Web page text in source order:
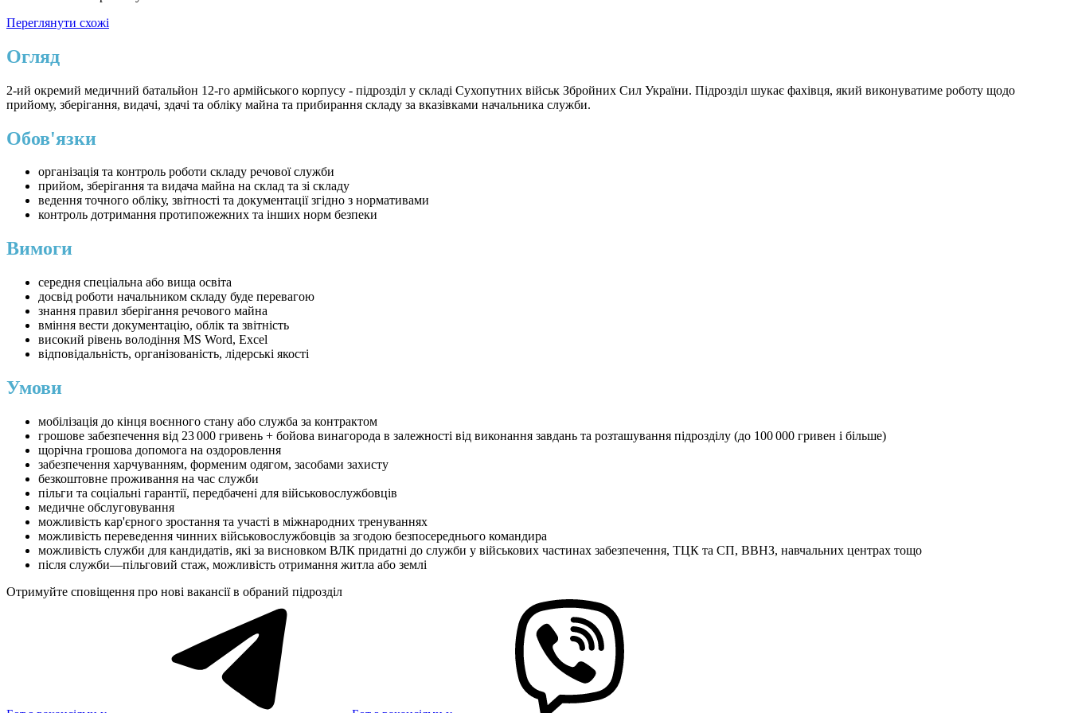
Переглянути схожі
Огляд
2-ий окремий медичний батальйон 12-го армійського корпусу - підрозділ у складі Сухопутних військ Збройних Сил України. Підрозділ шукає фахівця, який виконуватиме роботу щодо
прийому, зберігання, видачі, здачі та обліку майна та прибирання складу за вказівками начальника служби.
Обов'язки
організація та контроль роботи складу речової служби
прийом, зберігання та видача майна на склад та зі складу
ведення точного обліку, звітності та документації згідно з нормативами
контроль дотримання протипожежних та інших норм безпеки
Вимоги
середня спеціальна або вища освіта
досвід роботи начальником складу буде перевагою
знання правил зберігання речового майна
вміння вести документацію, облік та звітність
високий рівень володіння MS Word, Excel
відповідальність, організованість, лідерські якості
Умови
мобілізація до кінця воєнного стану або служба за контрактом
грошове забезпечення від 23 000 гривень + бойова винагорода в залежності від виконання завдань та розташування підрозділу (до 100 000 гривен і більше)
щорічна грошова допомога на оздоровлення
забезпечення харчуванням, форменим одягом, засобами захисту
безкоштовне проживання на час служби
пільги та соціальні гарантії, передбачені для військовослужбовців
медичне обслуговування
можливість кар'єрного зростання та участі в міжнародних тренуваннях
можливість переведення чинних військовослужбовців за згодою безпосереднього командира
можливість служби для кандидатів, які за висновком ВЛК придатні до служби у військових частинах забезпечення, ТЦК та СП, ВВНЗ, навчальних центрах тощо
після служби—пільговий стаж, можливість отримання житла або землі
Отримуйте сповіщення про нові вакансії в обраний підрозділ